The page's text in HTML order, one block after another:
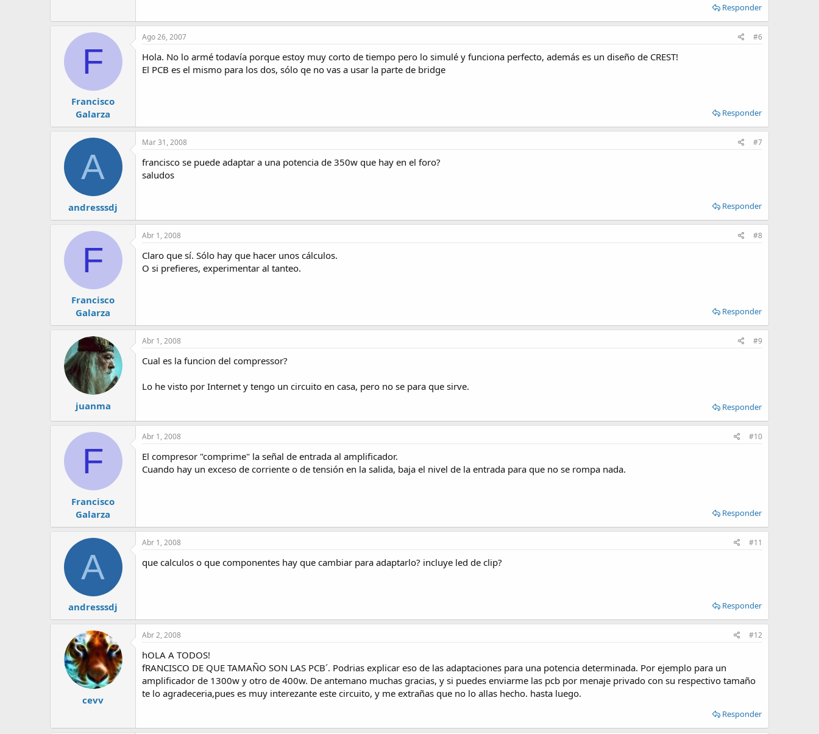
Responder
F
Francisco
Galarza
Ago 26, 2007 #6
Hola. No lo armé todavía porque estoy muy corto de tiempo pero lo simulé y funciona perfecto, además es un diseño de CREST!
El PCB es el mismo para los dos, sólo qe no vas a usar la parte de bridge
Responder
A
andresssdj
Mar 31, 2008 #7
francisco se puede adaptar a una potencia de 350w que hay en el foro?
saludos
Responder
F
Francisco
Galarza
Abr 1, 2008 #8
Claro que sí. Sólo hay que hacer unos cálculos.
O si prefieres, experimentar al tanteo.
Responder
juanma
Abr 1, 2008 #9
Cual es la funcion del compressor?
Lo he visto por Internet y tengo un circuito en casa, pero no se para que sirve.
Responder
F
Francisco
Galarza
Abr 1, 2008 #10
El compresor "comprime" la señal de entrada al amplificador.
Cuando hay un exceso de corriente o de tensión en la salida, baja el nivel de la entrada para que no se rompa nada.
Responder
A
andresssdj
Abr 1, 2008 #11
que calculos o que componentes hay que cambiar para adaptarlo? incluye led de clip?
Responder
cevv
Abr 2, 2008 #12
hOLA A TODOS!
fRANCISCO DE QUE TAMAÑO SON LAS PCB´. Podrias explicar eso de las adaptaciones para una potencia determinada. Por ejemplo para un
amplificador de 1300w y otro de 400w. De antemano muchas gracias, y si puedes enviarme las pcb por menaje privado con su respectivo tamaño
te lo agradeceria,pues es muy interezante este circuito, y me extrañas que no lo allas hecho. hasta luego.
Responder